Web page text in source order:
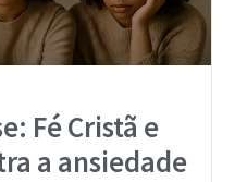
Fé Cristã e
a ansiedade